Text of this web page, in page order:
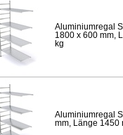
Aluminiumregal
1800 x 600 mm,
kg
Aluminiumregal
mm, Länge 1450